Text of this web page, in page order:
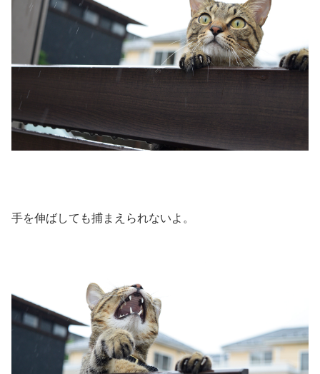
手を伸ばしても捕まえられないよ。